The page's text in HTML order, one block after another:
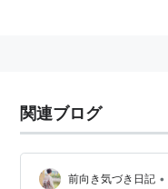
関連ブログ
前向き気づき日記 •